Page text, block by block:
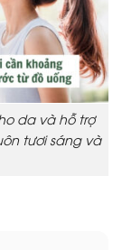
da và hỗ trợ
tươi sáng và